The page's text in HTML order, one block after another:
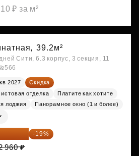
₽ за м²
39.2м²
Сити, 6.3 корпус, 3 секция, 11
2027
Скидка
отделка
Платите как хотите
лоджия
Панорамное окно (1 и более)
298 ₽ -19%
960 ₽